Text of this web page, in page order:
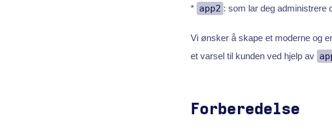
* app2 : som lar deg administrere
Vi ønsker å skape et moderne og
et varsel til kunden ved hjelp av
Forberedelse